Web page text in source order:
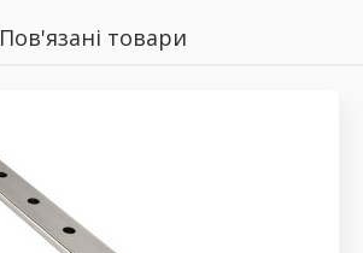
Пов'язані товари